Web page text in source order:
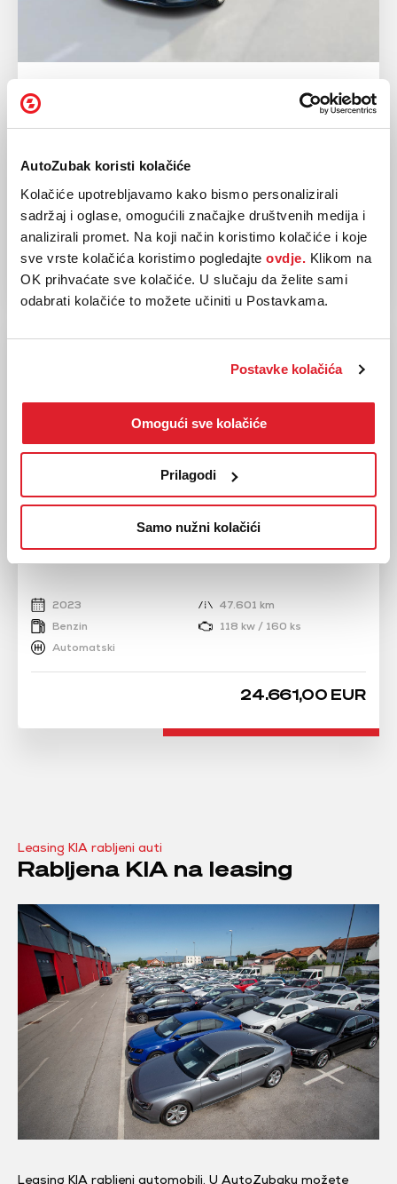
AutoZubak koristi kolačiće
Kolačiće upotrebljavamo kako bismo personalizirali
sadržaj i oglase, omogućili značajke društvenih medija i
analizirali promet. Na koji način koristimo kolačiće i koje
sve vrste kolačića koristimo pogledajte ovdje. Klikom na
OK prihvaćate sve kolačiće. U slučaju da želite sami
odabrati kolačiće to možete učiniti u Postavkama.
Postavke kolačića
Omogući sve kolačiće
Prilagodi
Samo nužni kolačići
XCEED 1.5 T-GDI
Benzin
Mehanički
23.675,00 EUR
2023
47.601 km
Benzin
118 kw / 160 ks
Automatski
24.661,00 EUR
Leasing KIA rabljeni auti
Rabljena KIA na leasing
Leasing KIA rabljeni automobili. U AutoZubaku možete